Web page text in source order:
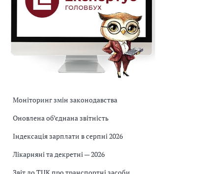
Моніторинг змін законодавства
Оновлена об’єднана звітність
Індексація зарплати в серпні 2026
Лікарняні та декретні — 2026